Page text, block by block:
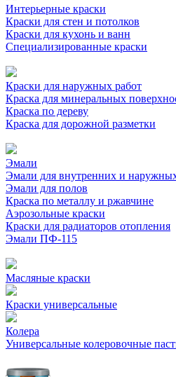
Интерьерные краски
Краски для стен и потолков
Краски для кухонь и ванн
Специализированные краски
Краски для наружных работ
Краска для минеральных
Краска по дереву
Краска для дорожной разметки
Эмали
Эмали для внутренних и
Эмали для полов
Краска по металлу и ржавчине
Аэрозольные краски
Краски для радиаторов отопления
Эмали ПФ-115
Масляные краски
Краски универсальные
Колера
Универсальные колеровочные